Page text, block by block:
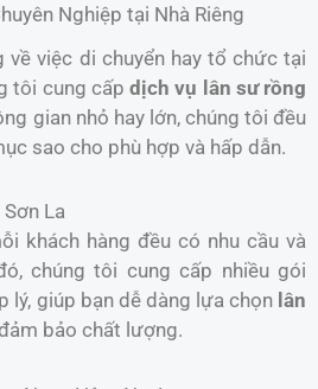
Nghiệp tại Nhà Riêng
về việc di chuyển hay tổ chức tại
tôi cung cấp dịch vụ lân sư rồng
gian nhỏ hay lớn, chúng tôi đều
sao cho phù hợp và hấp dẫn.
Sơn La
khách hàng đều có nhu cầu và
chúng tôi cung cấp nhiều gói
lý, giúp bạn dễ dàng lựa chọn lân
bảo chất lượng.